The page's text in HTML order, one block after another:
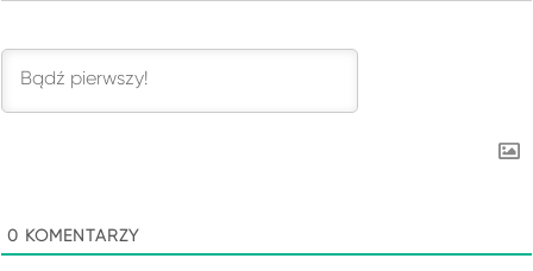
0 KOMENTARZY